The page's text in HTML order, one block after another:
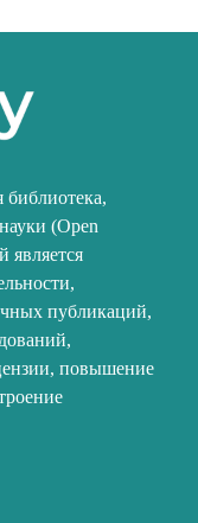
библиотека,
(Open
является
публикаций,
повышение